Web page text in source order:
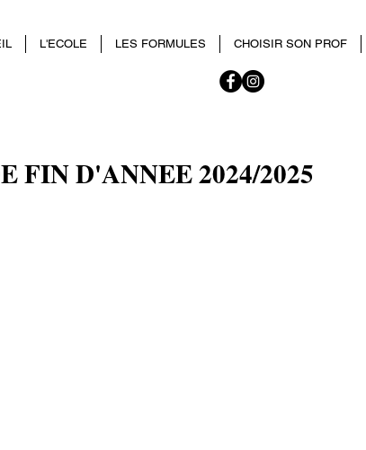
L'ECOLE LES FORMULES CHOISIR SON PROF
FIN D'ANNEE 2024/2025